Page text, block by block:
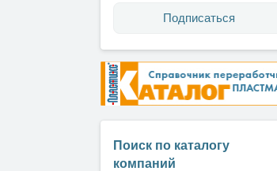
Поиск по каталогу
компаний
Подписаться